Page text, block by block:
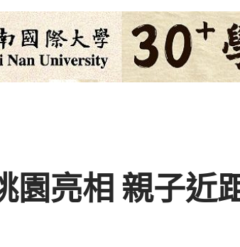
園亮相 親子近